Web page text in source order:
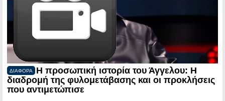
ΔΙΑΦΟΡΑ
Η προσωπική ιστορία του Άγγελου: Η
διαδρομή της φυλομετάβασης και οι προκλήσεις
που αντιμετώπισε